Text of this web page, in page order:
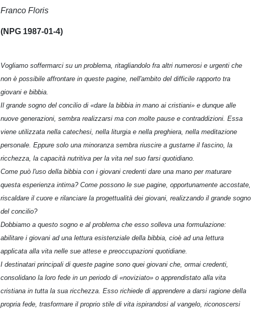
Franco Floris
(NPG 1987-01-4)
Vogliamo soffermarci su un problema, ritagliandolo fra altri numerosi e urgenti che
non è possibile affrontare in queste pagine, nell'ambito del difficile rapporto tra
giovani e bibbia.
Il grande sogno del concilio di «dare la bibbia in mano ai cristiani» e dunque alle
nuove generazioni, sembra realizzarsi ma con molte pause e contraddizioni. Essa
viene utilizzata nella catechesi, nella liturgia e nella preghiera, nella meditazione
personale. Eppure solo una minoranza sembra riuscire a gustarne il fascino, la
ricchezza, la capacità nutritiva per la vita nel suo farsi quotidiano.
Come può l'uso della bibbia con i giovani credenti dare una mano per maturare
questa esperienza intima? Come possono le sue pagine, opportunamente accostate,
riscaldare il cuore e rilanciare la progettualità dei giovani, realizzando il grande sogno
del concilio?
Dobbiamo a questo sogno e al problema che esso solleva una formulazione:
abilitare i giovani ad una lettura esistenziale della bibbia, cioè ad una lettura
applicata alla vita nelle sue attese e preoccupazioni quotidiane.
I destinatari principali di queste pagine sono quei giovani che, ormai credenti,
consolidano la loro fede in un periodo di «noviziato» o apprendistato alla vita
cristiana in tutta la sua ricchezza. Esso richiede di apprendere a darsi ragione della
propria fede, trasformare il proprio stile di vita ispirandosi al vangelo, riconoscersi